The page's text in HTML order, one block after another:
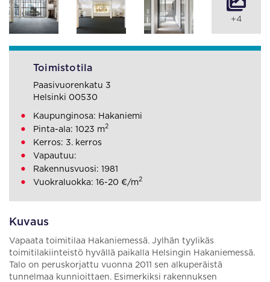
Kuvaus
Vapaata toimitilaa Hakaniemessä. Jylhän tyylikäs
toimitilakiinteistö hyvällä paikalla Helsingin Hakaniemessä.
Talo on peruskorjattu vuonna 2011 sen alkuperäistä
tunnelmaa kunnioittaen. Esimerkiksi rakennuksen
+4
Toimistotila
Paasivuorenkatu 3
Helsinki 00530
Kaupunginosa: Hakaniemi
Pinta-ala: 1023 m2
Kerros: 3. kerros
Vapautuu:
Rakennusvuosi: 1981
Vuokraluokka: 16-20 €/m2